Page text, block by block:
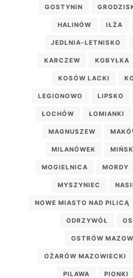
GOSTYNIN
HALINÓW IŁŻA
JEDLNIA-LETNISKO
KARCZEW KOBYŁKA
KOSÓW LACKI
LEGIONOWO LIPSKO
ŁOCHÓW ŁOMIANKI
MAGNUSZEW
MILANÓWEK
MOGIELNICA MORDY
MYSZYNIEC
NOWE MIASTO NAD PILICĄ
ODRZYWÓŁ
OSTRÓW
OŻARÓW MAZOWIECKI
PILAWA PIONKI